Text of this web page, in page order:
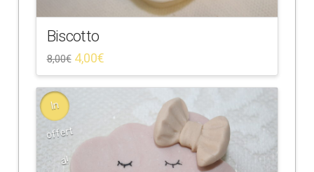
Biscotto
8,00€ 4,00€
In
offert
a!